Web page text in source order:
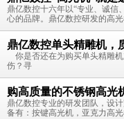
鼎亿数控十六年以“专业、诚信
心的品牌。鼎亿数控研发的高
鼎亿数控单头精雕机，
你是否还在为购买单头精雕
伤？寻
购高质量的不锈钢高光
鼎亿数控专业的研发团队，设
备有：按键高光机，亚克力高